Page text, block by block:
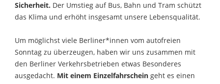
Sicherheit. Der Umstieg auf Bus, Bahn und Tram schützt
das Klima und erhöht insgesamt unsere Lebensqualität.
Um möglichst viele Berliner*innen vom autofreien
Sonntag zu überzeugen, haben wir uns zusammen mit
den Berliner Verkehrsbetrieben etwas Besonderes
ausgedacht. Mit einem Einzelfahrschein geht es einen